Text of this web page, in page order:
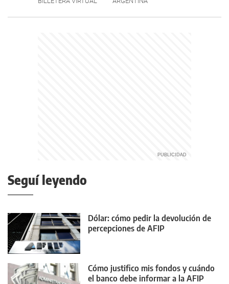
Seguí leyendo
Dólar: cómo pedir la devolución de
percepciones de AFIP
Cómo justifico mis fondos y cuándo
el banco debe informar a la AFIP